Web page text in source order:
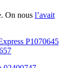
On nous l’avait